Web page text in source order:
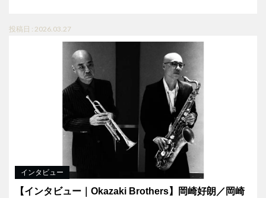
投稿日 : 2026.03.27
インタビュー
【インタビュー｜Okazaki Brothers】岡崎好朗／岡崎